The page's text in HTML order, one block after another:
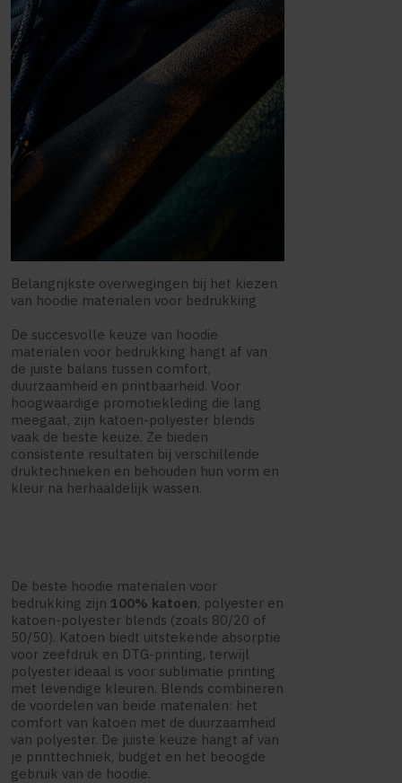
Belangrijkste overwegingen bij het kiezen
van hoodie materialen voor bedrukking
De succesvolle keuze van hoodie
materialen voor bedrukking hangt af van
de juiste balans tussen comfort,
duurzaamheid en printbaarheid. Voor
hoogwaardige promotiekleding die lang
meegaat, zijn katoen-polyester blends
vaak de beste keuze. Ze bieden
consistente resultaten bij verschillende
druktechnieken en behouden hun vorm en
kleur na herhaaldelijk wassen.
De beste hoodie materialen voor
bedrukking zijn 100% katoen, polyester en
katoen-polyester blends (zoals 80/20 of
50/50). Katoen biedt uitstekende absorptie
voor zeefdruk en DTG-printing, terwijl
polyester ideaal is voor sublimatie printing
met levendige kleuren. Blends combineren
de voordelen van beide materialen: het
comfort van katoen met de duurzaamheid
van polyester. De juiste keuze hangt af van
je printtechniek, budget en het beoogde
gebruik van de hoodie.